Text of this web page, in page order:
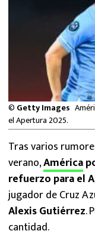
LIGA MX
NFL
© Getty Images
el Apertura 2025.
Tras varios
verano,América
refuerzo para el
jugador de Cruz
Alexis Gutiérrez.
cantidad.